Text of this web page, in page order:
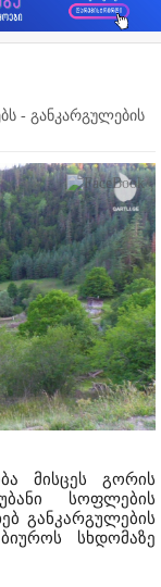
- განკარგულების
მისცეს გორის
სოფლების
განკარგულების
სხდომაზე